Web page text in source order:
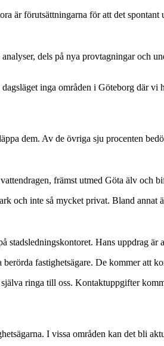
är förutsättningarna för att det
dels på nya provtagningar och
inga områden i Göteborg där vi
dem. Av de övriga sju procenten
främst utmed Göta älv och
och inte så mycket privat. Bland
Hans uppdrag
fastighetsägare. De kommer att
ringa till oss. Kontaktuppgifter
I vissa områden kan det bli